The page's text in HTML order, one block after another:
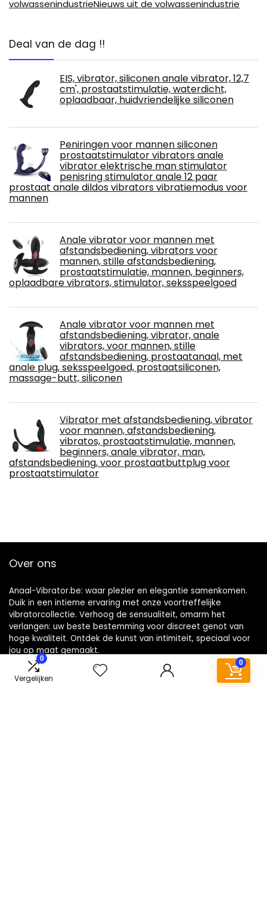
0
Vergelijken
0
volwassenindustrieNieuws uit de volwassenindustrie
Deal van de dag !!
EIS, vibrator, siliconen anale vibrator, 12,7
cm', prostaatstimulatie, waterdicht,
oplaadbaar, huidvriendelijke siliconen
Peniringen voor mannen siliconen
prostaatstimulator vibrators anale
vibrator elektrische man stimulator
penisring stimulator anale 12 paar
prostaat anale dildos vibrators vibratiemodus voor
mannen
Anale vibrator voor mannen met
afstandsbediening, vibrators voor
mannen, stille afstandsbediening,
prostaatstimulatie, mannen, beginners,
oplaadbare vibrators, stimulator, seksspeelgoed
Anale vibrator voor mannen met
afstandsbediening, vibrator, anale
vibrators, voor mannen, stille
afstandsbediening, prostaatanaal, met
anale plug, seksspeelgoed, prostaatsiliconen,
massage-butt, siliconen
Vibrator met afstandsbediening, vibrator
voor mannen, afstandsbediening,
vibratos, prostaatstimulatie, mannen,
beginners, anale vibrator, man,
afstandsbediening, voor prostaatbuttplug voor
prostaatstimulator
Over ons
Anaal-Vibrator.be: waar plezier en elegantie samenkomen.
Duik in een intieme ervaring met onze voortreffelijke
vibratorcollectie. Verhoog de sensualiteit, omarm het
verlangen: uw beste bestemming voor discreet genot van
hoge kwaliteit. Ontdek de kunst van intimiteit, speciaal voor
jou op maat gemaakt.